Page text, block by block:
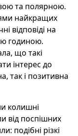
та полярною.
найкращих
відповіді на
годиною.
що такі
інтерес до
так і позитивна
колишні
від поспішних
подібні різкі